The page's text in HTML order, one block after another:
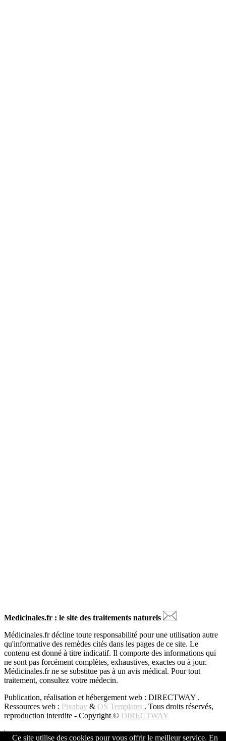
Medicinales.fr : le site des traitements naturels
Médicinales.fr décline toute responsabilité pour une utilisation autre
qu'informative des remèdes cités dans les pages de ce site. Le
contenu est donné à titre indicatif. Il comporte des informations qui
ne sont pas forcément complètes, exhaustives, exactes ou à jour.
Médicinales.fr ne se substitue pas à un avis médical. Pour tout
traitement, consultez votre médecin.
Publication, réalisation et hébergement web : DIRECTWAY .
Ressources web : Pixabay & OS Templates . Tous droits réservés,
reproduction interdite - Copyright © DIRECTWAY
|contact|
Ce site utilise des cookies pour vous offrir le meilleur service. En